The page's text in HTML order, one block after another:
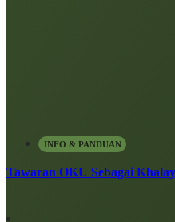
INFO & PANDUAN
Tawaran OKU Sebagai